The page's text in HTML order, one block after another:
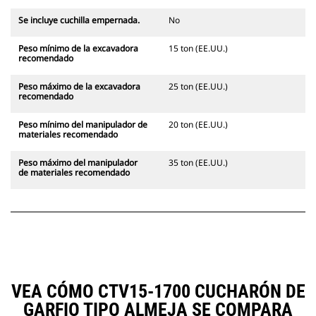
Se incluye cuchilla empernada. No
Peso mínimo de la excavadora
recomendado
15 ton (EE.UU.)
Peso máximo de la excavadora
recomendado
25 ton (EE.UU.)
Peso mínimo del manipulador de
materiales recomendado
20 ton (EE.UU.)
Peso máximo del manipulador
de materiales recomendado
35 ton (EE.UU.)
VEA CÓMO CTV15-1700 CUCHARÓN DE
GARFIO TIPO ALMEJA SE COMPARA